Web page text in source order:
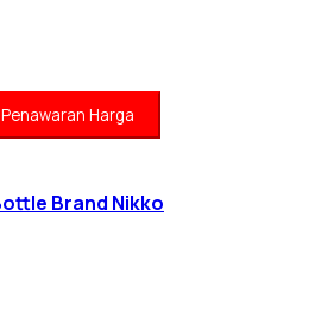
Penawaran Harga
Brand Nikko